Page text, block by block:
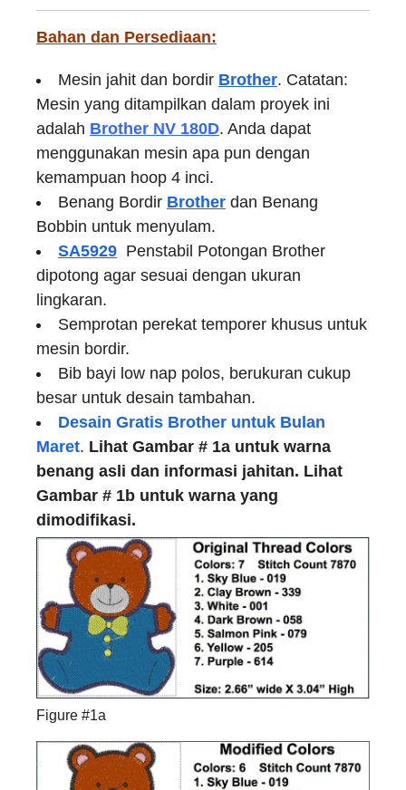
Bahan dan Persediaan:
Mesin jahit dan bordir Brother. Catatan:
Mesin yang ditampilkan dalam proyek ini
adalah Brother NV 180D. Anda dapat
menggunakan mesin apa pun dengan
kemampuan hoop 4 inci.
Benang Bordir Brother dan Benang
Bobbin untuk menyulam.
SA5929 Penstabil Potongan Brother
dipotong agar sesuai dengan ukuran
lingkaran.
Semprotan perekat temporer khusus untuk
mesin bordir.
Bib bayi low nap polos, berukuran cukup
besar untuk desain tambahan.
Desain Gratis Brother untuk Bulan
Maret. Lihat Gambar # 1a untuk warna
benang asli dan informasi jahitan. Lihat
Gambar # 1b untuk warna yang
dimodifikasi.
Figure #1a